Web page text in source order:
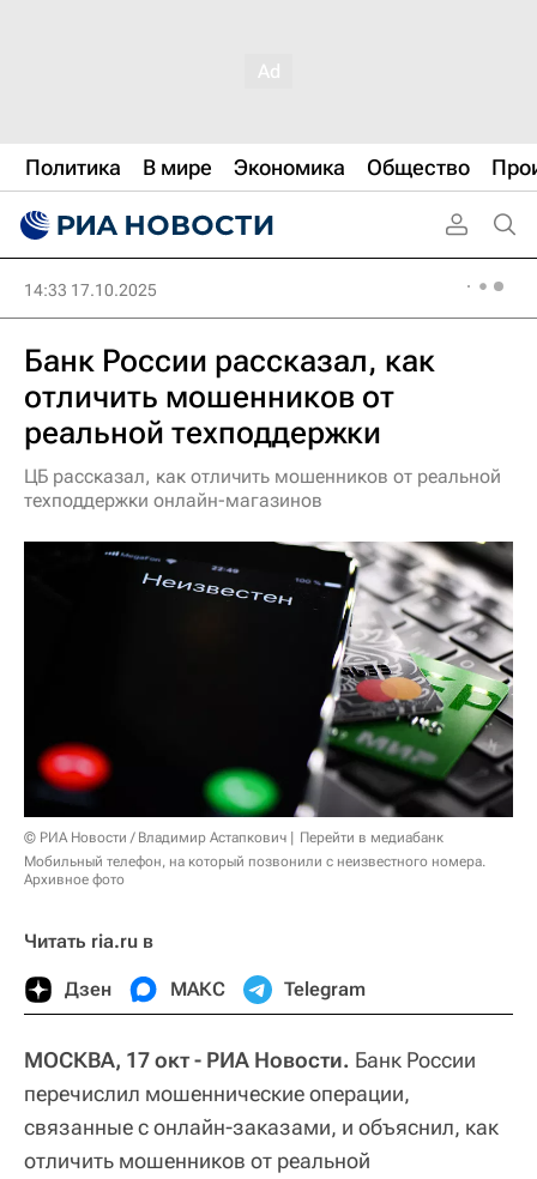
Политика В мире Экономика Общество
14:33 17.10.2025
Банк России рассказал, как
отличить мошенников от
реальной техподдержки
ЦБ рассказал, как отличить мошенников от реальной
техподдержки онлайн-магазинов
© РИА Новости / Владимир Астапкович
Перейти в медиабанк
Мобильный телефон, на который позвонили с неизвестного номера.
Архивное фото
Читать ria.ru в
Дзен МАКС Telegram
МОСКВА, 17 окт - РИА Новости. Банк России
перечислил мошеннические операции,
связанные с онлайн-заказами, и объяснил, как
отличить мошенников от реальной